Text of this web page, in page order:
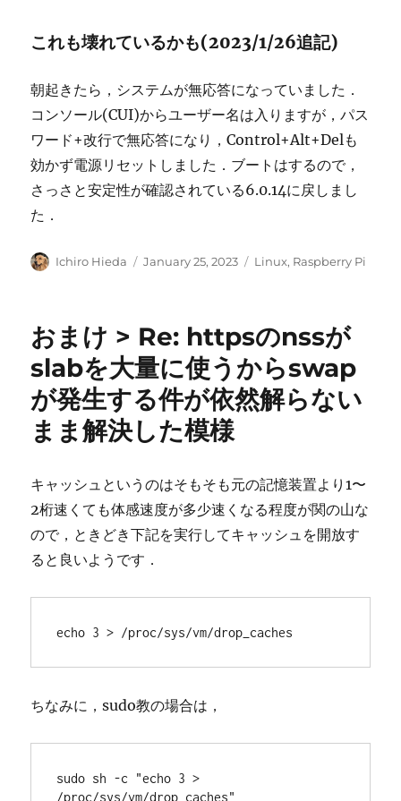
これも壊れているかも(2023/1/26追記)
朝起きたら，システムが無応答になっていました．
コンソール(CUI)からユーザー名は入りますが，パス
ワード+改行で無応答になり，Control+Alt+Delも
効かず電源リセットしました．ブートはするので，
さっさと安定性が確認されている6.0.14に戻しまし
た．
Author
Ichiro Hieda
Posted
January 25, 2023 Categories
Linux, Raspberry Pi
おまけ > Re: httpsのnssが
slabを大量に使うからswap
が発生する件が依然解らない
まま解決した模様
キャッシュというのはそもそも元の記憶装置より1〜
2桁速くても体感速度が多少速くなる程度が関の山な
ので，ときどき下記を実行してキャッシュを開放す
ると良いようです．
echo 3 > /proc/sys/vm/drop_caches
ちなみに，sudo教の場合は，
sudo sh -c "echo 3 >
/proc/sys/vm/drop_caches"